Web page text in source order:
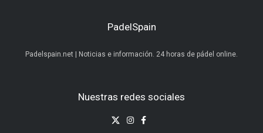
PadelSpain
Padelspain.net | Noticias e información. 24 horas de pádel online.
Nuestras redes sociales